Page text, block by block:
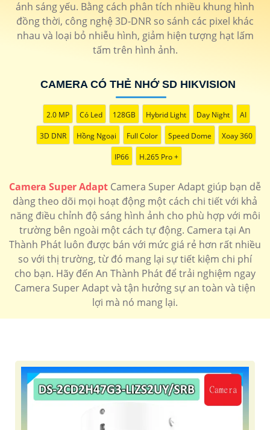
'
ánh sáng yếu. Bằng cách phân tích nhiều khung hình
đồng thời, công nghệ 3D-DNR so sánh các pixel khác
nhau và loại bỏ nhiễu hình, giảm hiện tượng hạt lấm
tấm trên hình ảnh.
CAMERA CÓ THẺ NHỚ SD HIKVISION
2.0 MP Có Led 128GB Hybrid Light Day Night AI
3D DNR Hồng Ngoại Full Color Speed Dome Xoay 360
IP66 H.265 Pro +
Camera Super Adapt Camera Super Adapt giúp bạn dễ
dàng theo dõi mọi hoạt động một cách chi tiết với khả
năng điều chỉnh độ sáng hình ảnh cho phù hợp với môi
trường bên ngoài một cách tự động. Camera tại An
Thành Phát luôn được bán với mức giá rẻ hơn rất nhiều
so với thị trường, từ đó mang lại sự tiết kiệm chi phí
cho bạn. Hãy đến An Thành Phát để trải nghiệm ngay
Camera Super Adapt và tận hưởng sự an toàn và tiện
lợi mà nó mang lại.